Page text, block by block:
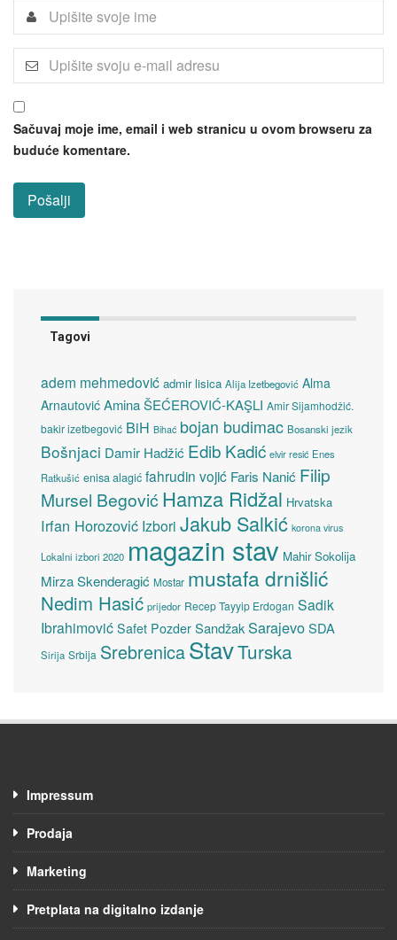
Sačuvaj moje ime, email i web stranicu u ovom browseru za
buduće komentare.
Tagovi
adem mehmedović admir lisica Alija Izetbegović Alma
Arnautović Amina ŠEĆEROVIĆ-KAŞLI Amir Sijamhodžić.
bakir izetbegović BiH Bihać bojan budimac Bosanski jezik
Bošnjaci Damir Hadžić Edib Kadić elvir resić Enes
Ratkušić enisa alagić fahrudin vojić Faris Nanić Filip
Mursel Begović Hamza Ridžal Hrvatska
Irfan Horozović Izbori Jakub Salkić korona virus
Lokalni izbori 2020 magazin stav Mahir Sokolija
Mirza Skenderagić Mostar mustafa drnišlić
Nedim Hasić prijedor Recep Tayyip Erdogan Sadik
Ibrahimović Safet Pozder SandžakSarajevoSDA
Sirija Srbija SrebrenicaStavTurska
Impressum
Prodaja
Marketing
Pretplata na digitalno izdanje